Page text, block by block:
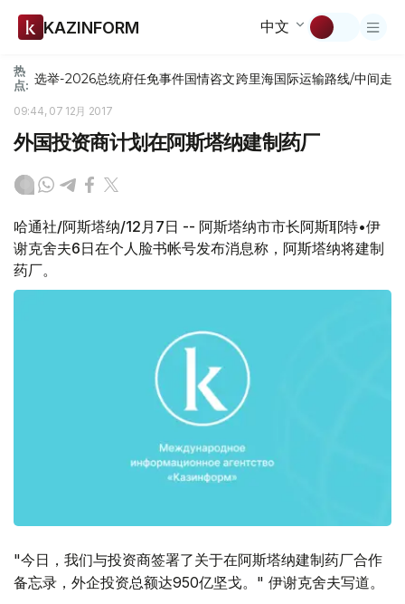
KAZINFORM 中文
热
点: 选举-2026总统府任免事件国情咨文跨里海国际运输路线/中间走廊
09:44, 07 12月 2017
外国投资商计划在阿斯塔纳建制药厂
哈通社/阿斯塔纳/12月7日 -- 阿斯塔纳市市长阿斯耶特•伊
谢克舍夫6日在个人脸书帐号发布消息称，阿斯塔纳将建制
药厂。
"今日，我们与投资商签署了关于在阿斯塔纳建制药厂合作
备忘录，外企投资总额达950亿坚戈。" 伊谢克舍夫写道。